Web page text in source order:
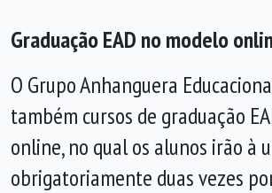
Graduação EAD no modelo
O Grupo Anhanguera
também cursos de graduação
online, no qual os alunos irão à
obrigatoriamente duas vezes